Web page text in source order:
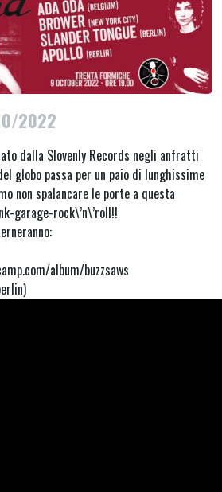
2022
dalla Slovenly Records negli anfratti
globo passa per un paio di lunghissime
non spalancare le porte a questa
garage-rock\’n\’roll!!
album/buzzsaws